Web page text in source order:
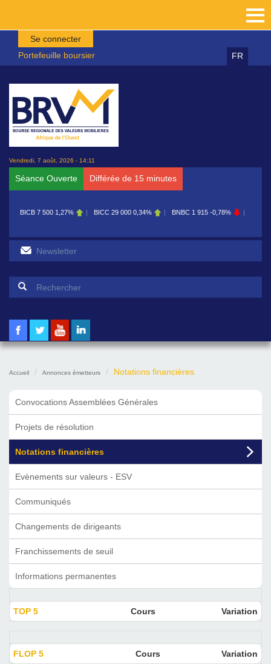
Aller au contenu principal
Se connecter
Portefeuille boursier
FR
Vendredi, 7 août, 2026 - 14:11
Séance Ouverte Différée de 15 minutes
7 500 1,27% BICC 29 000 0,34% BNBC 1 915 -0,78% BOAB
Formulaire de recherche
Accueil Annonces émetteurs Notations financières
Convocations Assemblées Générales
Projets de résolution
Notations financières
Evènements sur valeurs - ESV
Communiqués
Changements de dirigeants
Franchissements de seuil
Informations permanentes
TOP 5 Cours Variation
FLOP 5 Cours Variation